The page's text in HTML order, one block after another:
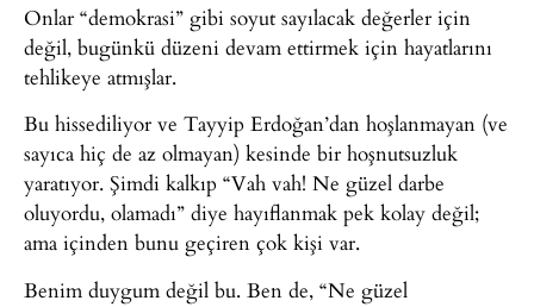
Onlar “demokrasi” gibi soyut sayılacak değerler için
değil, bugünkü düzeni devam ettirmek için hayatlarını
tehlikeye atmışlar.
Bu hissediliyor ve Tayyip Erdoğan’dan hoşlanmayan (ve
sayıca hiç de az olmayan) kesinde bir hoşnutsuzluk
yaratıyor. Şimdi kalkıp “Vah vah! Ne güzel darbe
oluyordu, olamadı” diye hayıflanmak pek kolay değil;
ama içinden bunu geçiren çok kişi var.
Benim duygum değil bu. Ben de, “Ne güzel